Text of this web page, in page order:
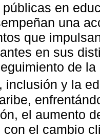
en
una
que
en sus
de
, inclusión y la
el aumento
con el cambio